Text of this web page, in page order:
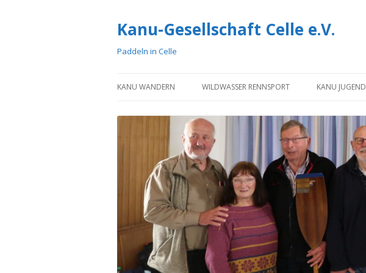
Kanu-Gesellschaft Celle e.V.
Paddeln in Celle
KANU WANDERN WILDWASSER RENNSPORT KANU JUGEND